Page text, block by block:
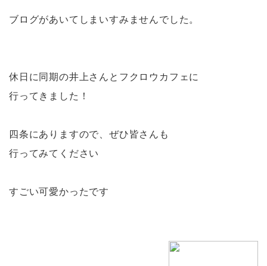
ブログがあいてしまいすみませんでした。
休日に同期の井上さんとフクロウカフェに
行ってきました！
四条にありますので、ぜひ皆さんも
行ってみてください
すごい可愛かったです